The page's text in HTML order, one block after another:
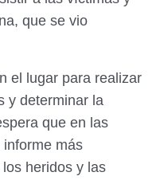
que se vio
el lugar para realizar
y determinar la
que en las
más
heridos y las